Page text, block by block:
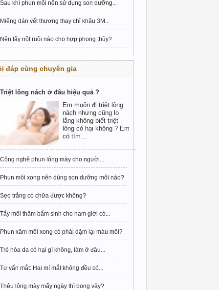
Sau khi phun môi nên sử dụng son dưỡng...
Miếng dán vết thương thay chỉ khâu 3M...
Nên tẩy nốt ruồi nào cho hợp phong thủy?
đáp cùng chuyên gia
Triệt lông nách ở đâu hiệu quả ?
Em muốn đi triệt lông
nách nhưng cũng lo
lắng không biết triệt
lông có hại không ? Em
có tìm...
Công nghệ phun lông mày cho người...
Phun môi xong nên dùng son dưỡng môi nào?
Sẹo trắng có chữa được không?
Tẩy môi thâm bẩm sinh cho nam giới có...
Phun xăm môi xong có phải dặm lại màu môi?
Trẻ hóa da có hại gì không, làm ở đâu...
Tư vấn mắt: Hai mí mắt không đều có...
Thêu lông mày mấy ngày thì bong vảy?